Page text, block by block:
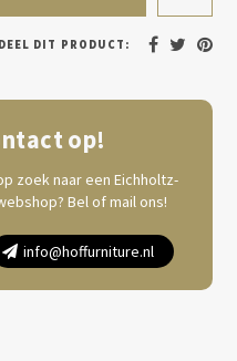
DEEL DIT PRODUCT:
op!
zoek naar een Eichholtz-
Bel of mail ons!
info@hoffurniture.nl